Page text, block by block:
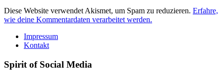
Diese Website verwendet Akismet, um Spam zu reduzieren. Erfahre,
wie deine Kommentardaten verarbeitet werden.
Impressum
Kontakt
Spirit of Social Media